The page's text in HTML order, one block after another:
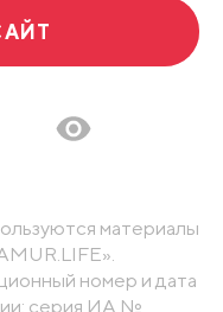
материалы
номер и дата
серия ИА №